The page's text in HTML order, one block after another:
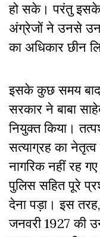
हो सके। परंतु इसके
अंग्रेजों ने उनसे
का अधिकार छीन
इसके कुछ समय बाद,
सरकार ने बाबा
नियुक्त किया।
सत्याग्रह का
नागरिक नहीं रह
पुलिस सहित पूरे
देना पड़ा। इस
जनवरी 1927 की